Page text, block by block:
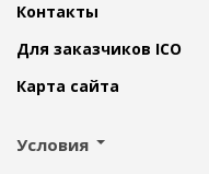
Контакты
Для заказчиков ICO
Карта сайта
Условия